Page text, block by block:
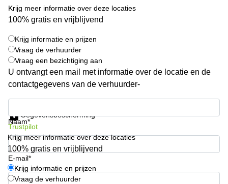
Den
Haag
space
Breda
Coworking
Arnhem
Coworking
space
Hilversum
Coworking
space
Zwolle
Krijg meer informatie over deze locaties
100% gratis en vrijblijvend
Krijg informatie en prijzen
Vraag de verhuurder
Vraag een bezichtiging aan
U ontvangt een mail met informatie over de locatie en de
contactgegevens van de verhuurder-
Naam*
E-mail*
Gegevensbescherming
Trustpilot
Krijg meer informatie over deze locaties
100% gratis en vrijblijvend
Krijg informatie en prijzen
Vraag de verhuurder